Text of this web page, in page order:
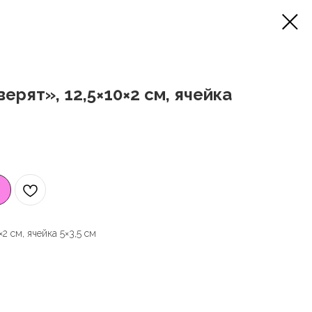
12,5×10×2 см, ячейка
см, ячейка 5×3,5 см